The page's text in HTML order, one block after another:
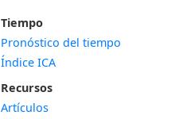
Tiempo
Pronóstico del tiempo
Índice ICA
Recursos
Artículos